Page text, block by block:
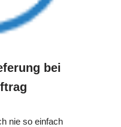
bei
nie so einfach